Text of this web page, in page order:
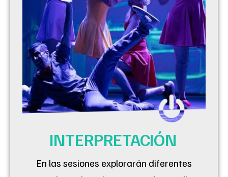
INTERPRETACIÓN
En las sesiones explorarán diferentes